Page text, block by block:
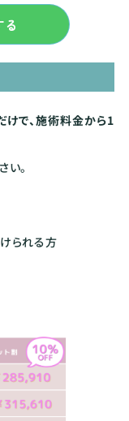
で、施術料金から1
い。
られる方